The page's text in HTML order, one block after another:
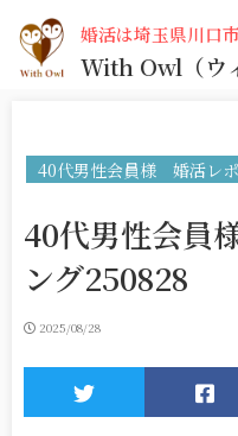
婚活は埼玉県川口
With Owl （
40代男性会員様 婚活レ
40代男性会員
ング250828
2025/08/28